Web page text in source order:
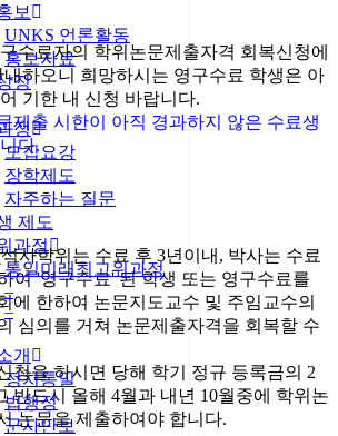
보
UNKS 언론활동
홍보자료
징
정
모집요강
장학제도
자주하는 질문
제도
과정
통일미래최고위과정
–
–
개
정치통일
법행정
군사안보
수료자의 학위논문제출자격 회복신청에
하오니 희망하시는 영구수료 학생은 아
기한 내 신청 바랍니다.
제출 시한이 아직 경과하지 않은 수료생
다.
사학위는 수료 후 3년이내, 박사는 수료
여 '영구수료' 된 학생 또는 영구수료를
에 한하여 논문지도교수 및 주임교수의
심의를 거쳐 논문제출자격을 회복할 수
청을 하시면 당해 학기 정규 등록금의 2
반드시 올해 4월과 내년 10월중에 학위논
논문을 제출하여야 합니다.